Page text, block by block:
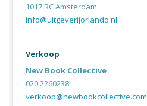
1017 RC Amsterdam
info@uitgeverijorlando.nl
Verkoop
New Book Collective
020 2260238
verkoop@newbookcollective.com